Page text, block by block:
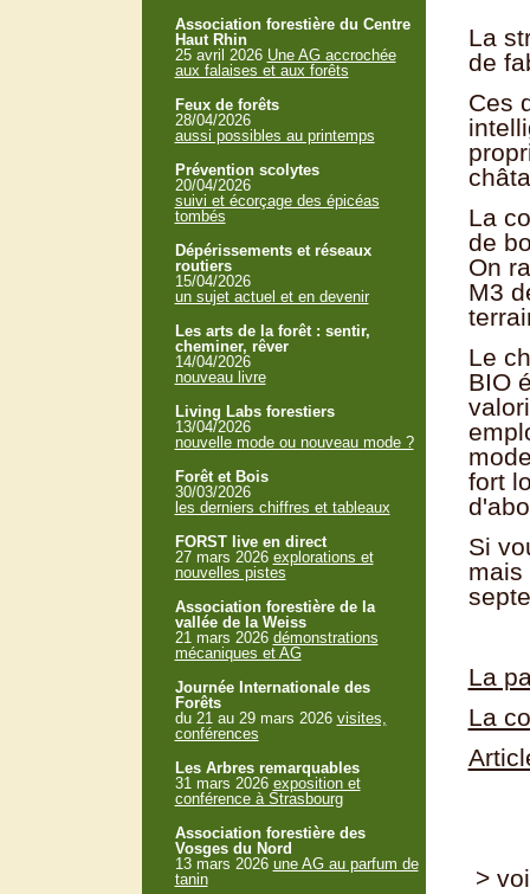
La
de
Ces
La
de
On
M3
Le
BIO
fort
Si
mais
La
La
>
Association forestière du Centre
Haut Rhin
25 avril 2026 Une AG accrochée
aux falaises et aux forêts
Feux de forêts
28/04/2026
aussi possibles au printemps
Prévention scolytes
20/04/2026
suivi et écorçage des épicéas
tombés
Dépérissements et réseaux
routiers
15/04/2026
un sujet actuel et en devenir
Les arts de la forêt : sentir,
cheminer, rêver
14/04/2026
nouveau livre
Living Labs forestiers
13/04/2026
nouvelle mode ou nouveau mode ?
Forêt et Bois
30/03/2026
les derniers chiffres et tableaux
FORST live en direct
27 mars 2026 explorations et
nouvelles pistes
Association forestière de la
vallée de la Weiss
21 mars 2026 démonstrations
mécaniques et AG
Journée Internationale des
Forêts
du 21 au 29 mars 2026 visites,
conférences
Les Arbres remarquables
31 mars 2026 exposition et
conférence à Strasbourg
Association forestière des
Vosges du Nord
13 mars 2026 une AG au parfum de
tanin